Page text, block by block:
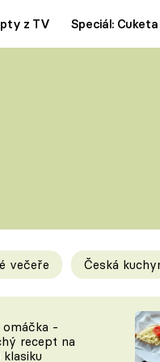
z TV Speciál: Cuketa
večeře Česká
-
recept na